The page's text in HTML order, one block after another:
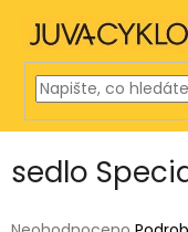
obsah
sedlo